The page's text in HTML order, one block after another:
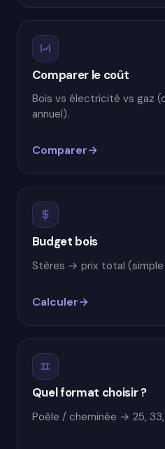
Comparer le coût
Bois vs électricité vs gaz
annuel).
Comparer
Budget bois
Stères → prix total (simple
Calculer
Quel format choisir ?
Poêle / cheminée → 25,